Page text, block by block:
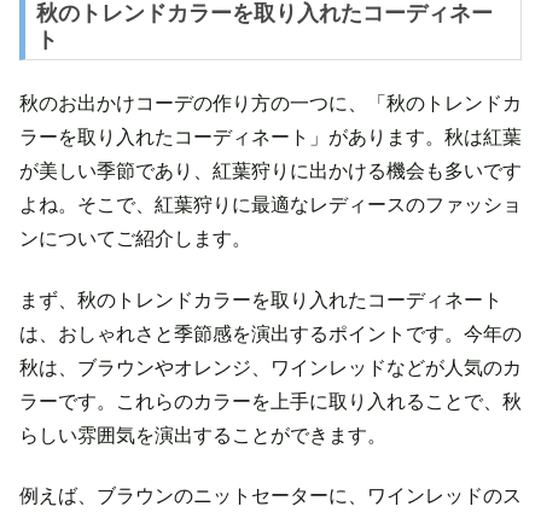
秋のトレンドカラーを取り入れたコーディネー
ト
秋のお出かけコーデの作り方の一つに、「秋のトレンドカ
ラーを取り入れたコーディネート」があります。秋は紅葉
が美しい季節であり、紅葉狩りに出かける機会も多いです
よね。そこで、紅葉狩りに最適なレディースのファッショ
ンについてご紹介します。
まず、秋のトレンドカラーを取り入れたコーディネート
は、おしゃれさと季節感を演出するポイントです。今年の
秋は、ブラウンやオレンジ、ワインレッドなどが人気のカ
ラーです。これらのカラーを上手に取り入れることで、秋
らしい雰囲気を演出することができます。
例えば、ブラウンのニットセーターに、ワインレッドのス